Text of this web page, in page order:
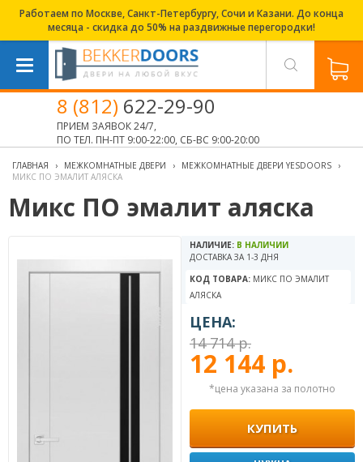
Работаем по Москве, Санкт-Петербургу, Сочи и Казани. До конца
месяца - скидка до 50% на раздвижные перегородки!
8 (812) 622-29-90
ПРИЕМ ЗАЯВОК 24/7,
ПО ТЕЛ. ПН-ПТ 9:00-22:00, СБ-ВС 9:00-20:00
ГЛАВНАЯ › МЕЖКОМНАТНЫЕ ДВЕРИ › МЕЖКОМНАТНЫЕ ДВЕРИ YESDOORS
›
МИКС ПО ЭМАЛИТ АЛЯСКА
Микс ПО эмалит аляска
НАЛИЧИЕ: В НАЛИЧИИ
ДОСТАВКА ЗА 1-3 ДНЯ
КОД ТОВАРА: МИКС ПО ЭМАЛИТ
АЛЯСКА
ЦЕНА:
14 714 р.
12 144 р.
*цена указана за полотно
КУПИТЬ